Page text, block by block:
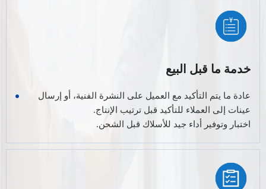
خدمة ما قبل البيع
عادة ما يتم التأكيد مع العميل على النشرة الفنية، أو إرسال
عينات إلى العملاء للتأكيد قبل ترتيب الإنتاج.
اختبار وتوفير أداء جيد للأسلاك قبل الشحن.